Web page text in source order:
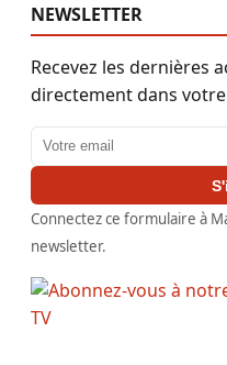
NEWSLETTER
Recevez les dernières
directement dans
Adresse email
Connectez ce formulaire à
newsletter.